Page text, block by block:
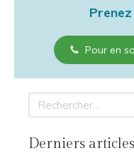
Pour en
Rechercher
Derniers articles